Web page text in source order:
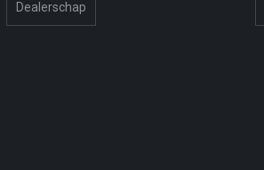
Dealerschap